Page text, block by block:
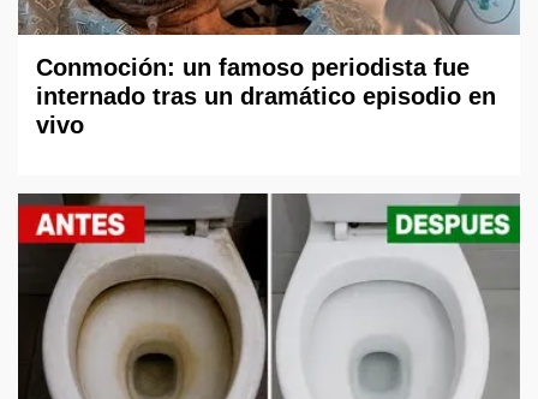
Conmoción: un famoso periodista fue
internado tras un dramático episodio en
vivo